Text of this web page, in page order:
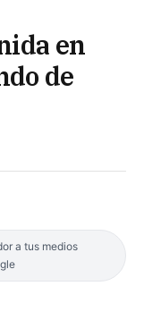
en
de
a tus medios